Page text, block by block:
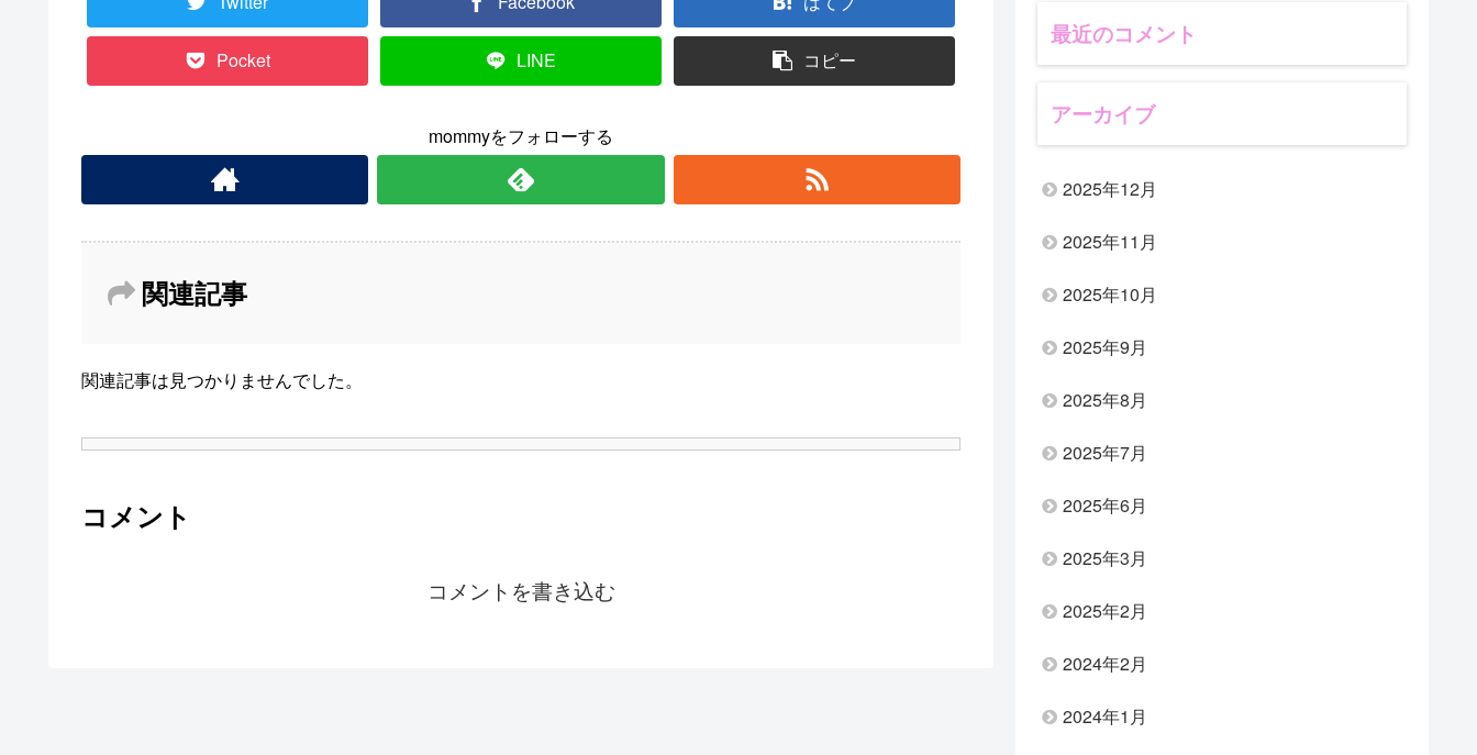
Pocket LINE コピー
mommyをフォローする
関連記事
関連記事は見つかりませんでした。
コメント
コメントを書き込む
最近のコメント
アーカイブ
2025年12月
2025年11月
2025年10月
2025年9月
2025年8月
2025年7月
2025年6月
2025年3月
2025年2月
2024年2月
2024年1月